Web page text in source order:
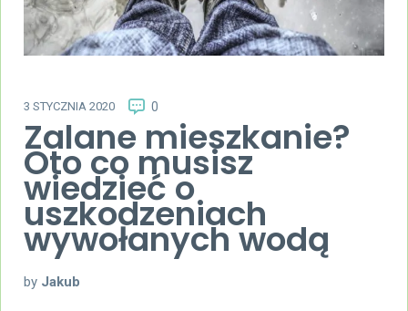
3 STYCZNIA 2020 0
Zalane mieszkanie?
Oto co musisz
wiedzieć o
uszkodzeniach
wywołanych wodą
by Jakub